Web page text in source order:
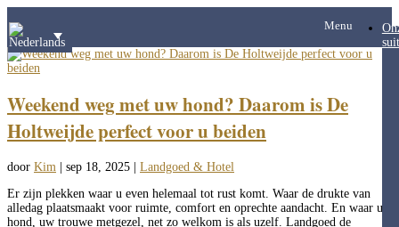
Menu
Weekend weg met uw hond? Daarom is De
Holtweijde perfect voor u beiden
door Kim sep 18, 2025
Landgoed & Hotel
Er zijn plekken waar u even helemaal tot rust komt. Waar de drukte van
alledag plaatsmaakt voor ruimte, comfort en oprechte aandacht. En waar uw
hond, uw trouwe metgezel, net zo welkom is als uzelf. Landgoed de